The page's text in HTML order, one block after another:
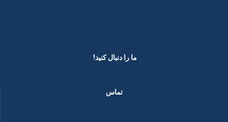
ما را دنبال کنید! ​
تماس